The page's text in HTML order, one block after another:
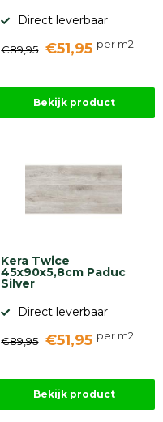
Direct leverbaar
€89,95 €51,95 per m2
Bekijk product
Kera Twice
45x90x5,8cm Paduc
Silver
Direct leverbaar
€89,95 €51,95 per m2
Bekijk product